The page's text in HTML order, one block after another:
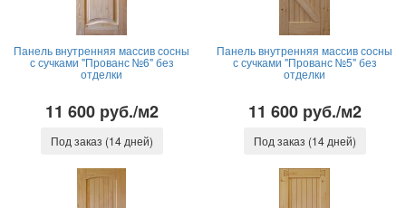
Панель внутренняя массив сосны
с сучками "Прованс №6" без
отделки
11 600 руб./м2
Под заказ (14 дней)
Панель внутренняя массив сосны
с сучками "Прованс №5" без
отделки
11 600 руб./м2
Под заказ (14 дней)